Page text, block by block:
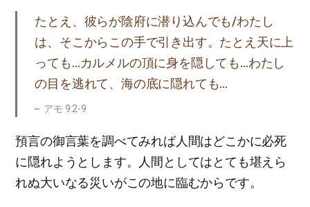
たとえ、彼らが陰府に潜り込んでも/わたし
は、そこからこの手で引き出す。たとえ天に上
っても…カルメルの頂に身を隠しても…わたし
の目を逃れて、海の底に隠れても…
アモ 9:2-9
預言の御言葉を調べてみれば人間はどこかに必死
に隠れようとします。人間としてはとても堪えら
れぬ大いなる災いがこの地に臨むからです。